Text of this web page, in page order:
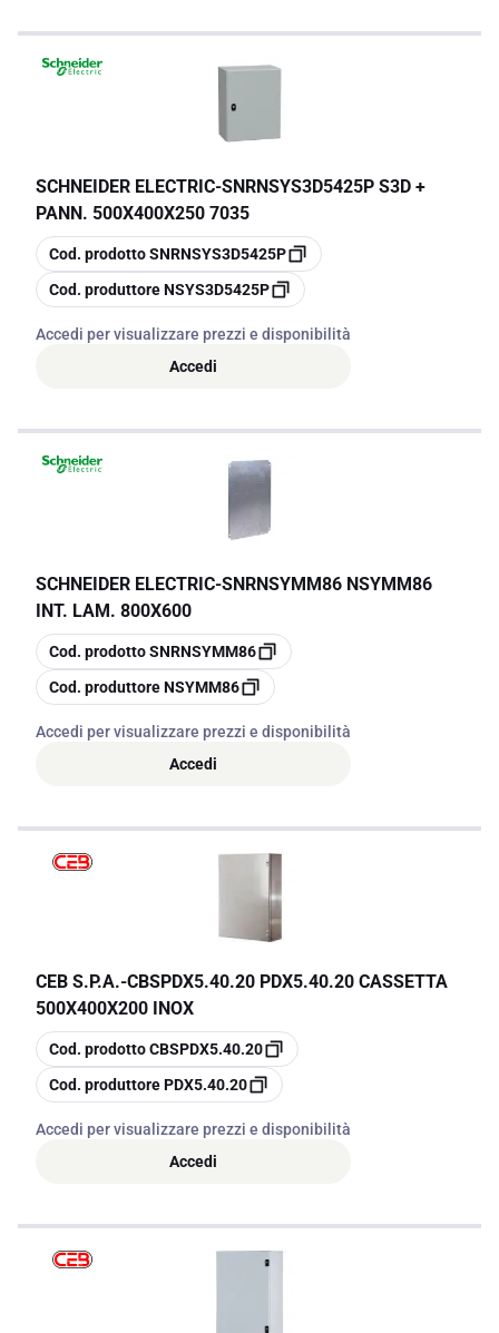
SCHNEIDER ELECTRIC-SNRNSYS3D5425P S3D +
PANN. 500X400X250 7035
copia
Cod. prodottoSNRNSYS3D5425P
copia
Cod. produttoreNSYS3D5425P
Accedi per visualizzare prezzi e disponibilità
Accedi
SCHNEIDER ELECTRIC-SNRNSYMM86 NSYMM86
INT. LAM. 800X600
copia
Cod. prodottoSNRNSYMM86
copia
Cod. produttoreNSYMM86
Accedi per visualizzare prezzi e disponibilità
Accedi
CEB S.P.A.-CBSPDX5.40.20 PDX5.40.20 CASSETTA
500X400X200 INOX
copia
Cod. prodottoCBSPDX5.40.20
copia
Cod. produttorePDX5.40.20
Accedi per visualizzare prezzi e disponibilità
Accedi